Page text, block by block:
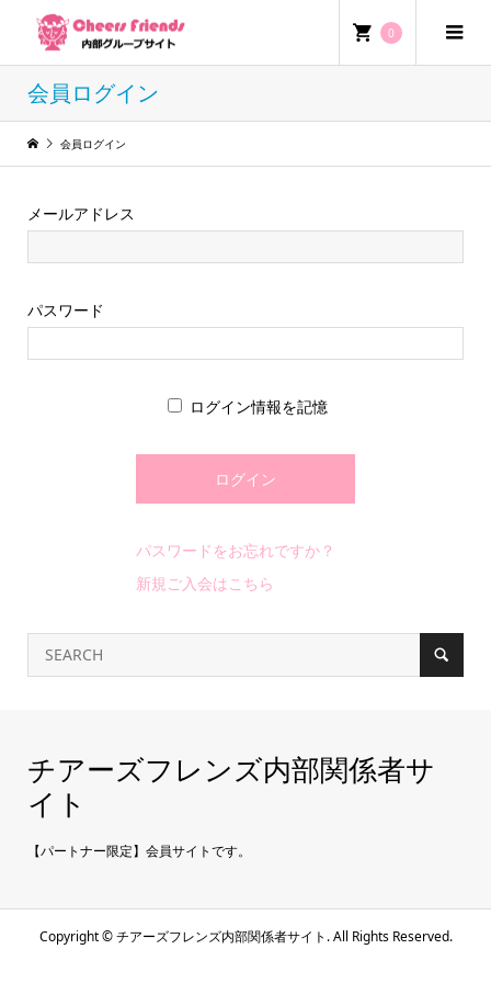
0
会員ログイン
会員ログイン
メールアドレス
パスワード
ログイン情報を記憶
パスワードをお忘れですか？
新規ご入会はこちら
チアーズフレンズ内部関係者サ
イト
【パートナー限定】会員サイトです。
Copyright ©チアーズフレンズ内部関係者サイト. All Rights Reserved.